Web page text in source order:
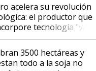
acelera su revolución
el productor que
tecnología "va a
el tren"
3500 hectáreas y
todo a la soja no